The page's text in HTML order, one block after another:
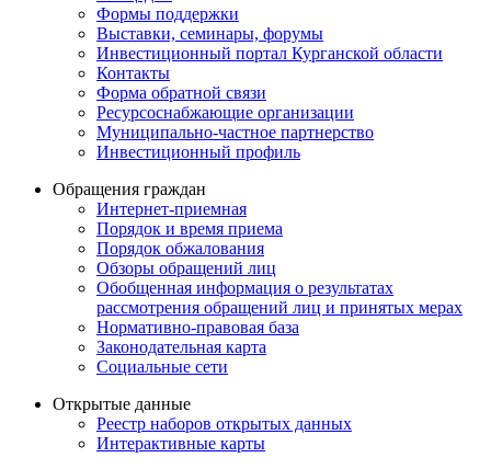
Формы поддержки
Выставки, семинары, форумы
Инвестиционный портал Курганской области
Контакты
Форма обратной связи
Ресурсоснабжающие организации
Муниципально-частное партнерство
Инвестиционный профиль
Обращения граждан
Интернет-приемная
Порядок и время приема
Порядок обжалования
Обзоры обращений лиц
Обобщенная информация о результатах
рассмотрения обращений лиц и принятых мерах
Нормативно-правовая база
Законодательная карта
Социальные сети
Открытые данные
Реестр наборов открытых данных
Интерактивные карты